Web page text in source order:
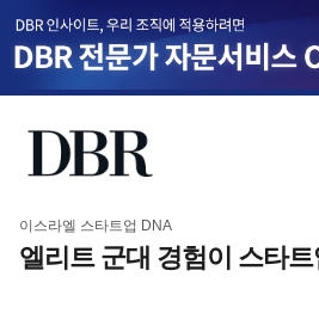
이스라엘 스타트업 DNA
엘리트 군대 경험이 스타